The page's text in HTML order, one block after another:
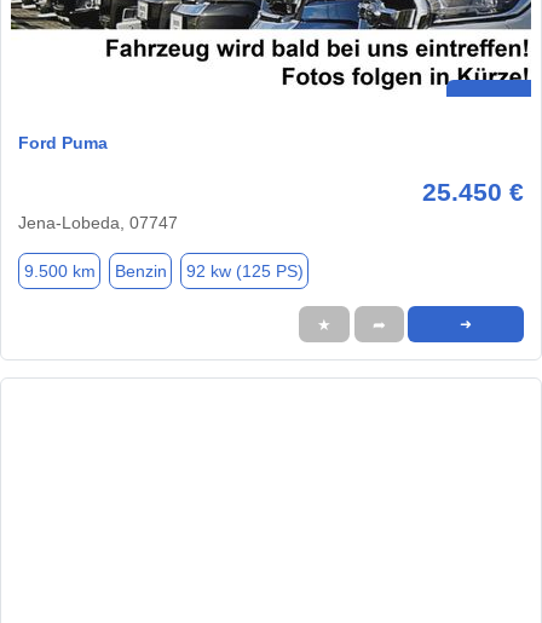
Ford Puma
25.450 €
Jena-Lobeda, 07747
9.500 km Benzin 92 kw (125 PS)
★ ➦ ➜